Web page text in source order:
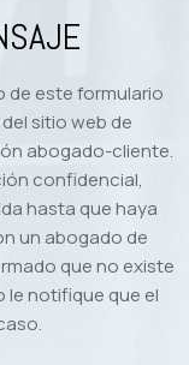
de este formulario
sitio web de
abogado-cliente.
confidencial,
hasta que haya
un abogado de
que no existe
le notifique que el